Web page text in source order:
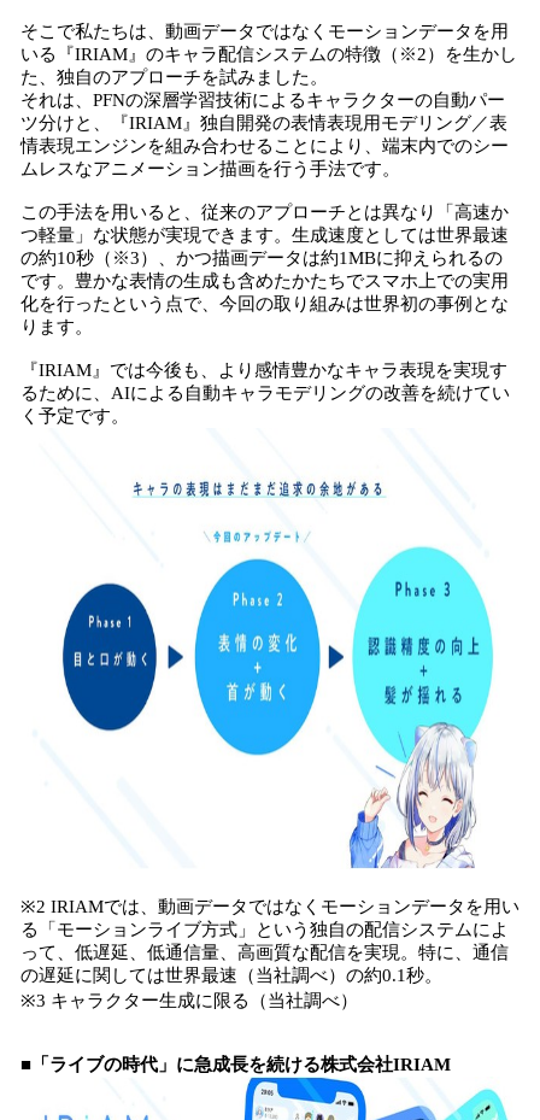
そこで私たちは、動画データではなくモーションデータを用
いる『IRIAM』のキャラ配信システムの特徴（※2）を生かし
た、独自のアプローチを試みました。
それは、PFNの深層学習技術によるキャラクターの自動パー
ツ分けと、『IRIAM』独自開発の表情表現用モデリング／表
情表現エンジンを組み合わせることにより、端末内でのシー
ムレスなアニメーション描画を行う手法です。
この手法を用いると、従来のアプローチとは異なり「高速か
つ軽量」な状態が実現できます。生成速度としては世界最速
の約10秒（※3）、かつ描画データは約1MBに抑えられるの
です。豊かな表情の生成も含めたかたちでスマホ上での実用
化を行ったという点で、今回の取り組みは世界初の事例とな
ります。
『IRIAM』では今後も、より感情豊かなキャラ表現を実現す
るために、AIによる自動キャラモデリングの改善を続けてい
く予定です。
※2 IRIAMでは、動画データではなくモーションデータを用い
る「モーションライブ方式」という独自の配信システムによ
って、低遅延、低通信量、高画質な配信を実現。特に、通信
の遅延に関しては世界最速（当社調べ）の約0.1秒。
※3 キャラクター生成に限る（当社調べ）
■「ライブの時代」に急成長を続ける株式会社IRIAM